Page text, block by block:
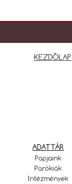
KEZDŐLAP
ADATTÁR
Papjaink
Parókiák
Intézmények